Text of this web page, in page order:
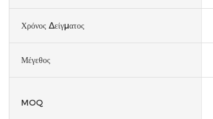
Χρόνος Δείγματος
Μέγεθος
MOQ